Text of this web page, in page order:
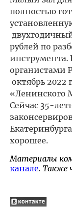
полностью
рублей по
инструмента.
органистами
октябрь 2022
«Ленинского
Сейчас 35-
хорошее.
Материалы
канале. Также